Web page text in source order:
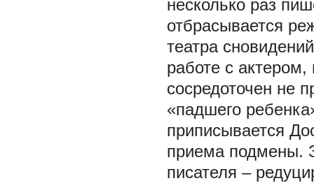
несколько раз
отбрасывается
театра
работе с актером,
сосредоточен не
«падшего
приписывается
приема подмены.
писателя –